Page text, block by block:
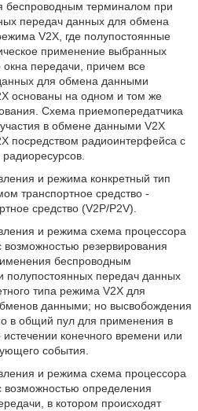
беспроводным терминалом при
передач данных для обмена
V2X, где полупостоянные
применение выбранных
окна передачи, причем все
для обмена данными
основаны на одном и том же
Схема приемопередатчика
в обмене данными V2X
посредством радиоинтерфейса с
и режима конкретный тип
транспортное средство -
средство (V2P/P2V).
и режима схема процессора
резервирования
беспроводным
полупостоянных передач данных
типа режима V2X для
данными; но высвобождения
в общий пул для применения в
конечного времени или
события.
и режима схема процессора
возможностью определения
в котором происходят